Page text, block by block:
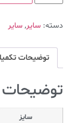
دسته: سایر, سایر
توضیحات
توضیحات
سایز